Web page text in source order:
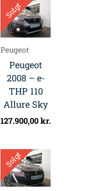
Solgt
Peugeot
Peugeot
2008 – e-
THP 110
Allure Sky
127.900,00kr.
Solgt